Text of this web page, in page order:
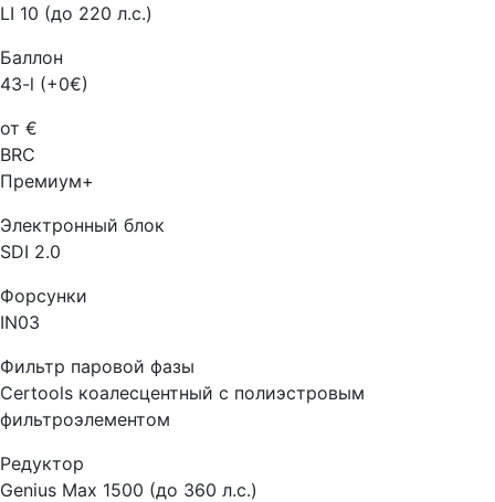
LI 10 (до 220 л.с.)
Баллон
43-l (+0€)
от €
BRC
Премиум+
Электронный блок
SDI 2.0
Форсунки
IN03
Фильтр паровой фазы
Certools коалесцентный с полиэстровым
фильтроэлементом
Редуктор
Genius Max 1500 (до 360 л.с.)